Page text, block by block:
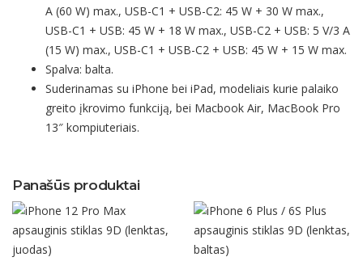
A (60 W) max., USB-C1 + USB-C2: 45 W + 30 W max.,
USB-C1 + USB: 45 W + 18 W max., USB-C2 + USB: 5 V/3 A
(15 W) max., USB-C1 + USB-C2 + USB: 45 W + 15 W max.
Spalva: balta.
Suderinamas su iPhone bei iPad, modeliais kurie palaiko
greito įkrovimo funkciją, bei Macbook Air, MacBook Pro
13″ kompiuteriais.
Panašūs produktai